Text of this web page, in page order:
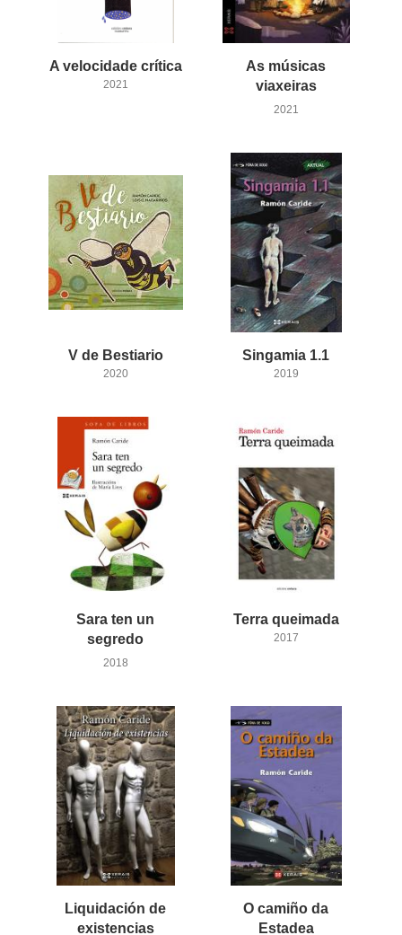
A velocidade crítica
2021
As músicas
viaxeiras
2021
V de Bestiario
2020
Singamia 1.1
2019
Sara ten un
segredo
2018
Terra queimada
2017
Liquidación de
existencias
O camiño da
Estadea